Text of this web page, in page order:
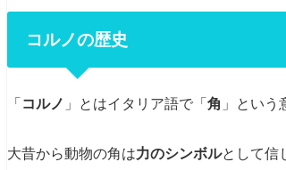
ナポリのコルノの特徴
1. 色
3. 贈りもの、贈られるもの
おみやげにぴったり！
コルノの歴史
「 コルノ 」とはイタリア語で「 角 」という
大昔から動物の角は力のシンボルとして信